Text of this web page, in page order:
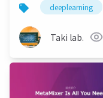
Transformers:
Images are More
than Nodes, More
than Edges
deeplearning
Taki lab.